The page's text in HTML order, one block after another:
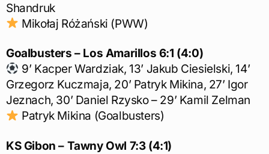
Shandruk
Mikołaj Różański (PWW)
Goalbusters – Los Amarillos 6:1 (4:0)
9’ Kacper Wardziak, 13’ Jakub Ciesielski, 14’
Grzegorz Kuczmaja, 20’ Patryk Mikina, 27’ Igor
Jeznach, 30’ Daniel Rzysko – 29’ Kamil Zelman
Patryk Mikina (Goalbusters)
KS Gibon – Tawny Owl 7:3 (4:1)